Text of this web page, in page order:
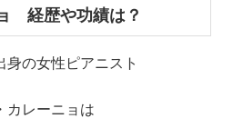
経歴や功績は？
の女性ピアニスト
カレーニョは